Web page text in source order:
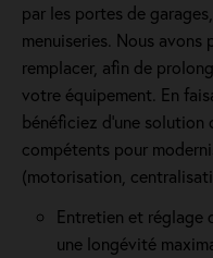
par les portes de
menuiseries. Nous
remplacer, afin de
votre équipement. En
bénéficiez d'une solution
compétents pour
(motorisation,
Entretien et réglage
une longévité